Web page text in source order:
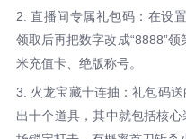
2. 直播间专属礼包码：在设
领取后再把数字改成“8888”
米充值卡、绝版称号。
3. 火龙宝藏十连抽：礼包码
出十个道具，其中就包括核